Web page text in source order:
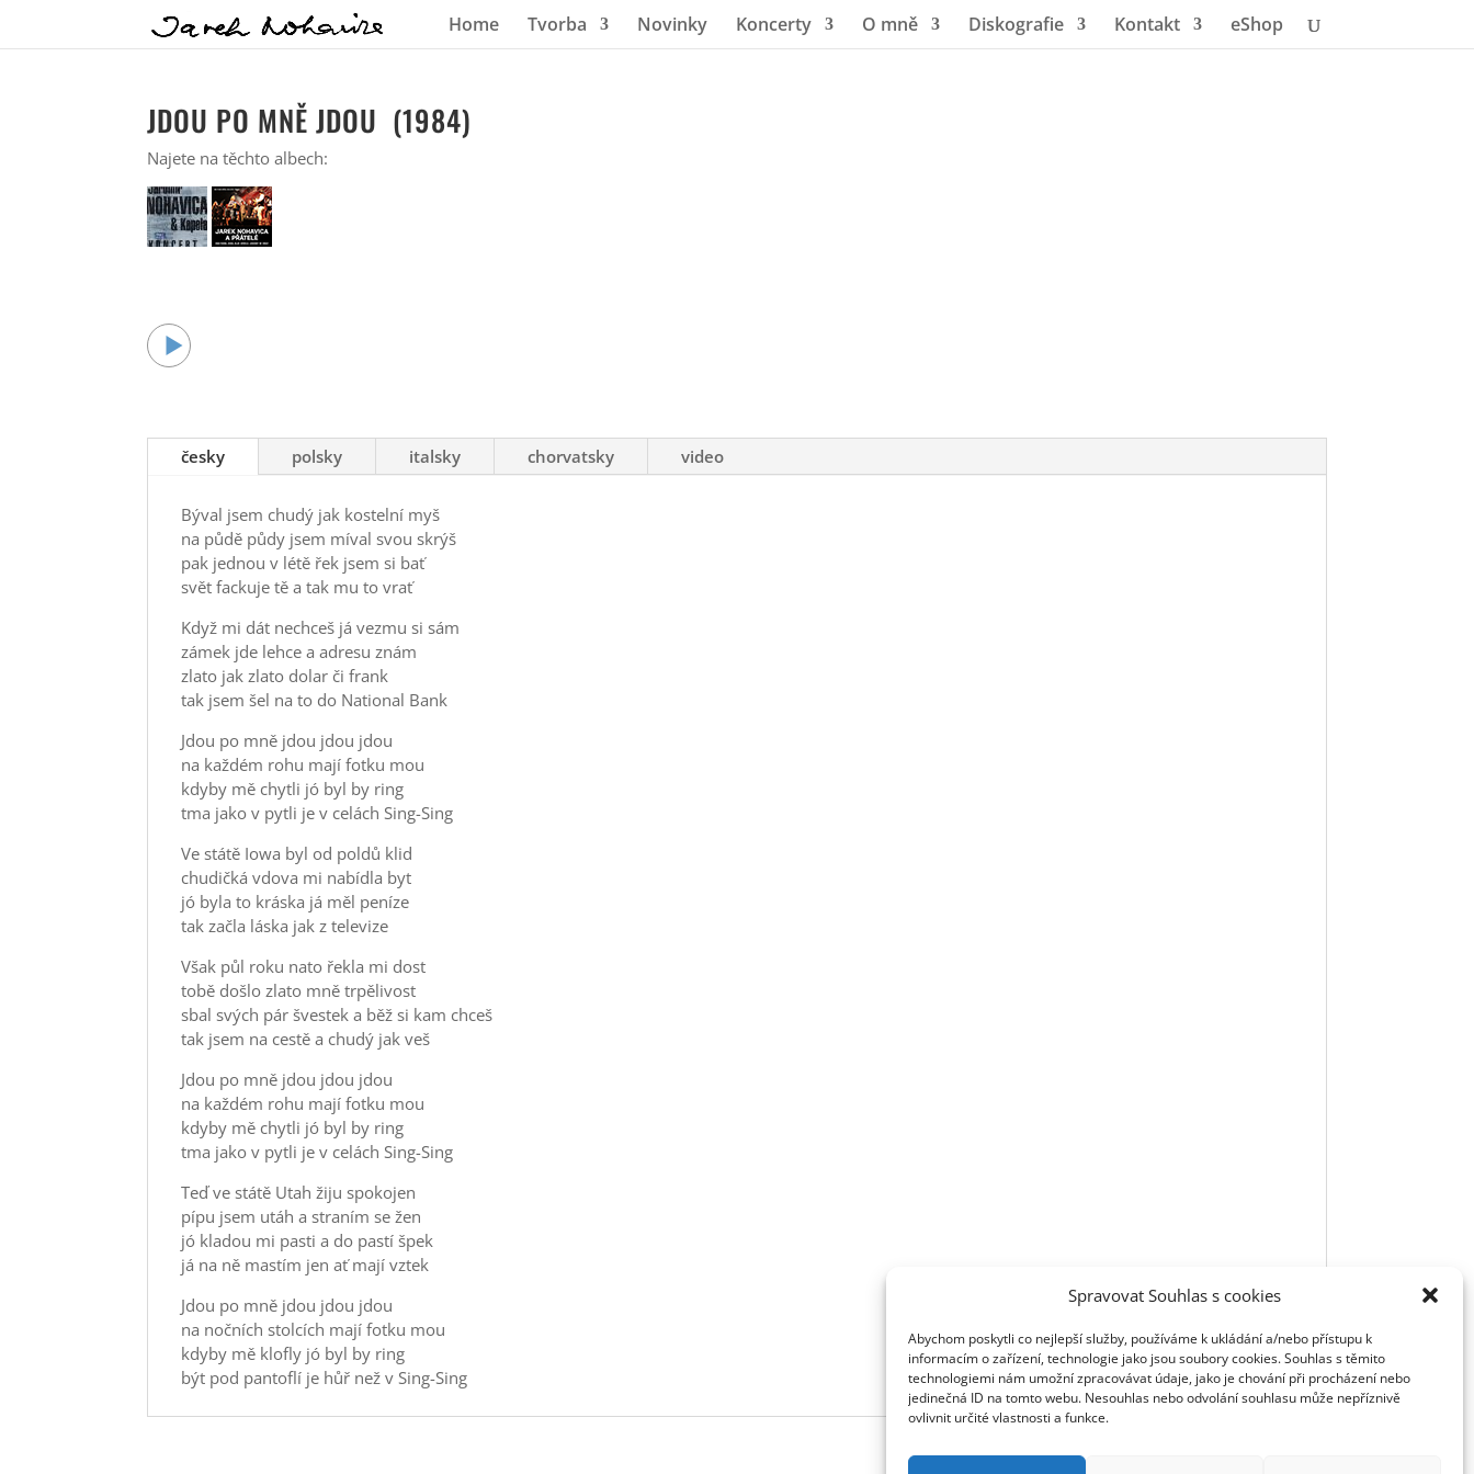
Spravovat Souhlas s cookies
Abychom poskytli co nejlepší služby, používáme k ukládání a/nebo přístupu k
informacím o zařízení, technologie jako jsou soubory cookies. Souhlas s těmito
technologiemi nám umožní zpracovávat údaje, jako je chování při procházení nebo
jedinečná ID na tomto webu. Nesouhlas nebo odvolání souhlasu může nepříznivě
ovlivnit určité vlastnosti a funkce.
Home Tvorba Novinky Koncerty O mně Diskografie Kontakt eShop
JDOU PO MNĚ JDOU (1984)
Najete na těchto albech:
česky polsky italsky chorvatsky video
Býval jsem chudý jak kostelní myš
na půdě půdy jsem míval svou skrýš
pak jednou v létě řek jsem si bať
svět fackuje tě a tak mu to vrať
Když mi dát nechceš já vezmu si sám
zámek jde lehce a adresu znám
zlato jak zlato dolar či frank
tak jsem šel na to do National Bank
Jdou po mně jdou jdou jdou
na každém rohu mají fotku mou
kdyby mě chytli jó byl by ring
tma jako v pytli je v celách Sing-Sing
Ve státě Iowa byl od poldů klid
chudičká vdova mi nabídla byt
jó byla to kráska já měl peníze
tak začla láska jak z televize
Však půl roku nato řekla mi dost
tobě došlo zlato mně trpělivost
sbal svých pár švestek a běž si kam chceš
tak jsem na cestě a chudý jak veš
Jdou po mně jdou jdou jdou
na každém rohu mají fotku mou
kdyby mě chytli jó byl by ring
tma jako v pytli je v celách Sing-Sing
Teď ve státě Utah žiju spokojen
pípu jsem utáh a straním se žen
jó kladou mi pasti a do pastí špek
já na ně mastím jen ať mají vztek
Jdou po mně jdou jdou jdou
na nočních stolcích mají fotku mou
kdyby mě klofly jó byl by ring
být pod pantoflí je hůř než v Sing-Sing